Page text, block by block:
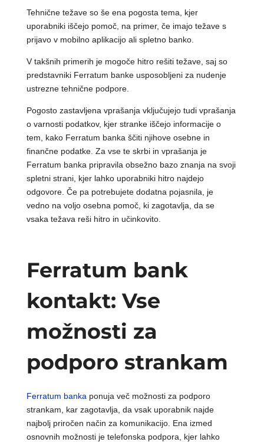
Tehnične težave so še ena pogosta tema, kjer
uporabniki iščejo pomoč, na primer, če imajo težave s
prijavo v mobilno aplikacijo ali spletno banko.
V takšnih primerih je mogoče hitro rešiti težave, saj so
predstavniki Ferratum banke usposobljeni za nudenje
ustrezne tehnične podpore.
Pogosto zastavljena vprašanja vključujejo tudi vprašanja
o varnosti podatkov, kjer stranke iščejo informacije o
tem, kako Ferratum banka ščiti njihove osebne in
finančne podatke. Za vse te skrbi in vprašanja je
Ferratum banka pripravila obsežno bazo znanja na svoji
spletni strani, kjer lahko uporabniki hitro najdejo
odgovore. Če pa potrebujete dodatna pojasnila, je
vedno na voljo osebna pomoč, ki zagotavlja, da se
vsaka težava reši hitro in učinkovito.
Ferratum bank
kontakt: Vse
možnosti za
podporo strankam
Ferratum banka ponuja več možnosti za podporo
strankam, kar zagotavlja, da vsak uporabnik najde
najbolj priročen način za komunikacijo. Ena izmed
osnovnih možnosti je telefonska podpora, kjer lahko